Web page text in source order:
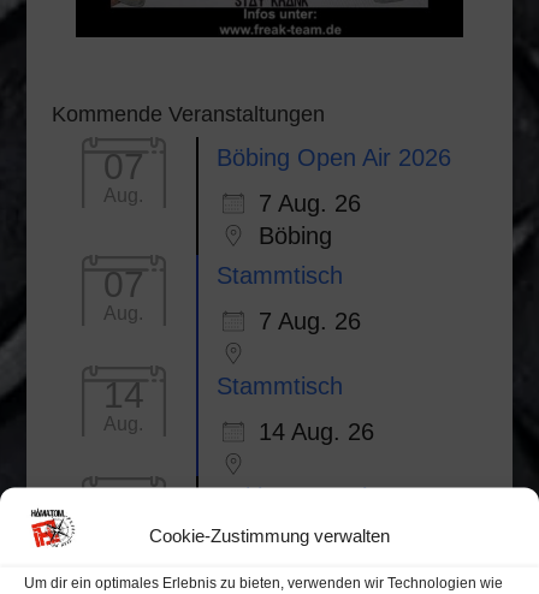
Cookie-Zustimmung verwalten
Um dir ein optimales Erlebnis zu bieten, verwenden wir Technologien wie
Kommende Veranstaltungen
07
Aug.
Böbing Open Air 2026
7 Aug. 26
Böbing
07
Aug.
Stammtisch
7 Aug. 26
14
Aug.
Stammtisch
14 Aug. 26
Baltic Open Air 2026
19 Aug. 26
Busdorf